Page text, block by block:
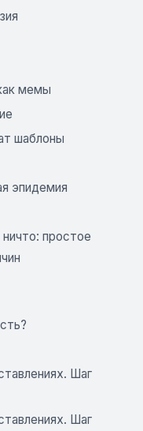
мемы
шаблоны
эпидемия
простое
Шаг
Шаг